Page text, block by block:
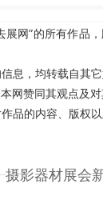
展网”的所有作品
息，均转载自其
网赞同其观点及对
品的内容、版权
摄影器材展会